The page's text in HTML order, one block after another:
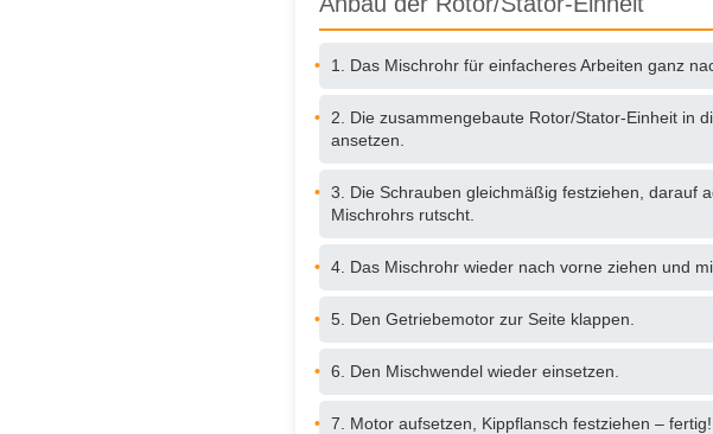
1. Das Mischrohr für einfacheres Arbeiten ganz
2. Die zusammengebaute Rotor/Stator-Einheit in
ansetzen.
3. Die Schrauben gleichmäßig festziehen, darauf
Mischrohrs rutscht.
4. Das Mischrohr wieder nach vorne ziehen und
5. Den Getriebemotor zur Seite klappen.
6. Den Mischwendel wieder einsetzen.
7. Motor aufsetzen, Kippflansch festziehen – fertig!